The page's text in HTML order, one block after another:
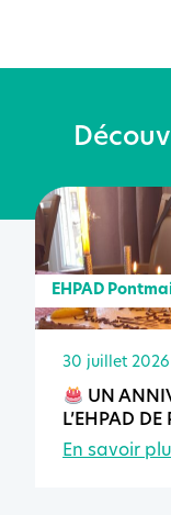
EHPAD
30 juillet 2026
UN
L’EHPAD
En savoir